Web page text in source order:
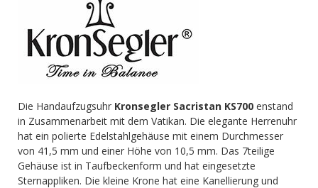
Die Handaufzugsuhr Kronsegler Sacristan KS700 enstand
in Zusammenarbeit mit dem Vatikan. Die elegante Herrenuhr
hat ein polierte Edelstahlgehäuse mit einem Durchmesser
von 41,5 mm und einer Höhe von 10,5 mm. Das 7teilige
Gehäuse ist in Taufbeckenform und hat eingesetzte
Sternappliken. Die kleine Krone hat eine Kanellierung und